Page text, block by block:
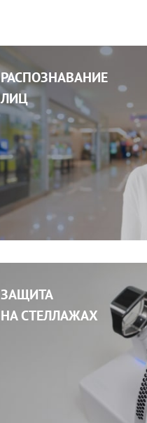
РАСПОЗНАВАНИЕ
ЛИЦ
ЗАЩИТА
НА СТЕЛЛАЖАХ